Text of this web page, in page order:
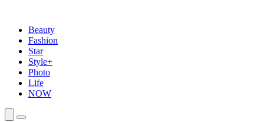
Beauty
Fashion
Star
Style+
Photo
Life
NOW